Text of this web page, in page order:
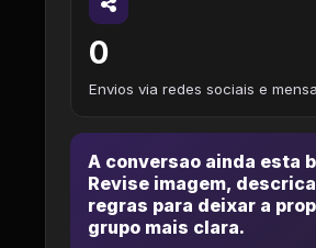
0
Envios via redes sociais e
A conversao ainda esta
Revise imagem,
regras para deixar a
grupo mais clara.